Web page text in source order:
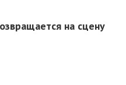
на сцену